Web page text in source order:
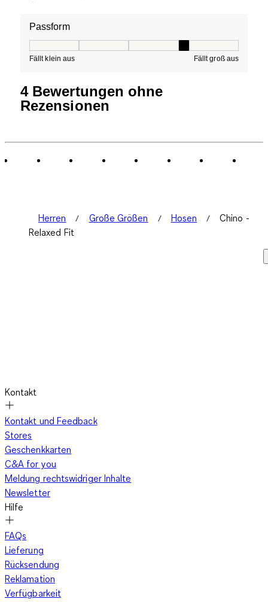
Passform
Fällt klein aus Fällt groß aus
4 Bewertungen ohne
Rezensionen
Herren Große Größen Hosen
Chino -
Relaxed Fit
Kontakt
Kontakt und Feedback
Stores
Geschenkkarten
C&A for you
Meldung rechtswidriger Inhalte
Newsletter
Hilfe
FAQs
Lieferung
Rücksendung
Reklamation
Verfügbarkeit